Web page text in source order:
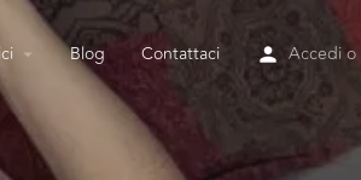
Blog Contattaci Accedio